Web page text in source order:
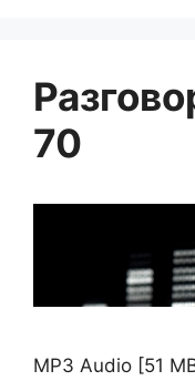
70
MP3 Audio [51